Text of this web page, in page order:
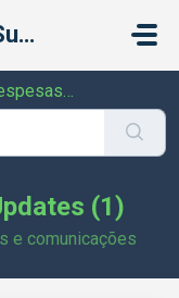
Sankhya Despesas | Suporte
Updates
(1)
e comunicações